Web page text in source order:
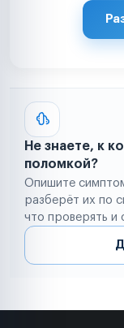
Не знаете, к
поломкой?
Опишите
разберёт их по
что проверять и